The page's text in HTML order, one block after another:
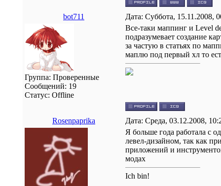
bot711 Дата: Суббота, 15.11.2008,
Группа: Проверенные
Сообщений: 19
Статус: Offline
Все-таки маппинг и Level
подразумевает создание
за частую в статьях по
маплю под первый хл то
Rosenpaprika Дата: Среда, 03.12.2008,
Я больше года работала с
левел-дизайном, так как
приложений и
модах
Ich bin!